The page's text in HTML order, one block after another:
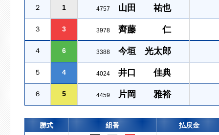
２ 1 4757 山田 祐也
３ 3 3978 齊藤 仁
４ 6 3388 今垣 光太郎
５ 4 4024 井口 佳典
６ 5 4459 片岡 雅裕
勝式 組番 払戻金